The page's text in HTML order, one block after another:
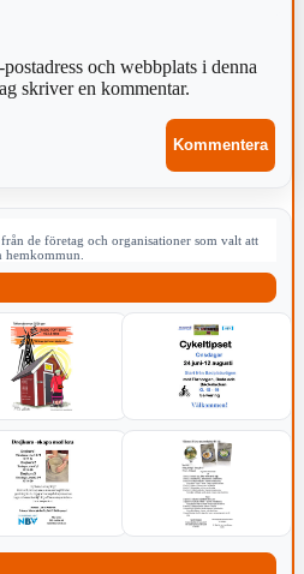
och webbplats i denna
skriver en kommentar.
de företag och organisationer som valt att
hemkommun.